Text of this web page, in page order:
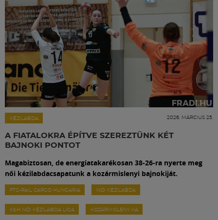
KÉZILABDA 2026. MÁRCIUS 25.
A FIATALOKRA ÉPÍTVE SZEREZTÜNK KÉT
BAJNOKI PONTOT
Magabiztosan, de energiatakarékosan 38-26-ra nyerte meg
női kézilabdacsapatunk a kozármislenyi bajnokiját.
FTC-RAIL CARGO HUNGARIA NŐI KÉZILABDA
K&H NŐI KÉZILABDA LIGA KOZÁRMISLENY KA
Jegyek
FM YouTube +
Hírek
Labdarúgás
Meccscenter
Klub